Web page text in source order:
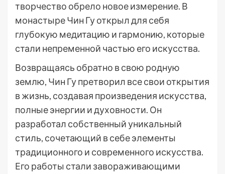
творчество обрело новое измерение. В
монастыре Чин Гу открыл для себя
глубокую медитацию и гармонию, которые
стали непременной частью его искусства.
Возвращаясь обратно в свою родную
землю, Чин Гу претворил все свои открытия
в жизнь, создавая произведения искусства,
полные энергии и духовности. Он
разработал собственный уникальный
стиль, сочетающий в себе элементы
традиционного и современного искусства.
Его работы стали завораживающими